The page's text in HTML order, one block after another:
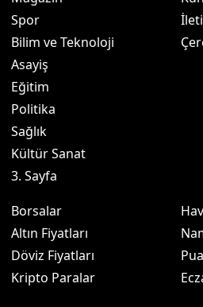
Spor
Bilim ve Teknoloji
Asayiş
Eğitim
Politika
Sağlık
Kültür Sanat
3. Sayfa
Borsalar
Altın Fiyatları
Döviz Fiyatları
Kripto Paralar